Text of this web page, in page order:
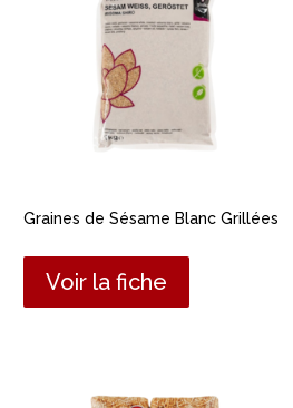
Graines de Sésame Blanc Grillées
Voir la fiche